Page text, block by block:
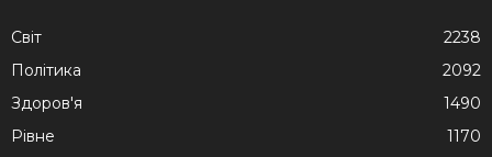
Cвіт
2238
Політика
2092
Здоров'я
1490
Рівне
1170